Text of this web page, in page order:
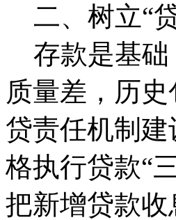
二、树立“
存款是基础
质量差，历
贷责任机制
格执行贷款“
把新增贷款